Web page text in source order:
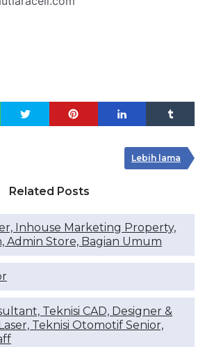
Lebih lama
Related Posts
Inhouse Marketing Property,
Admin Store, Bagian Umum
Teknisi CAD, Designer &
Teknisi Otomotif Senior,